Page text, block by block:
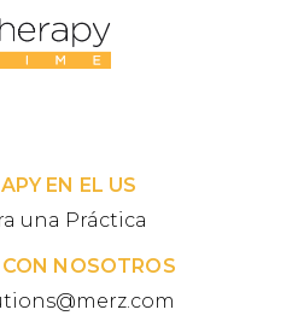
EN EL US
una Práctica
NOSOTROS